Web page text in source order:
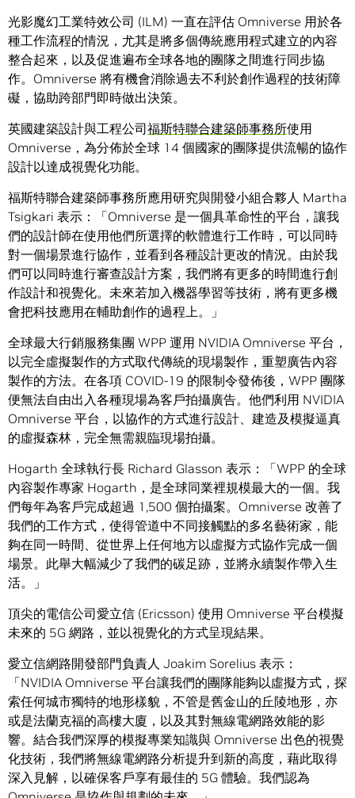
光影魔幻工業特效公司 (ILM) 一直在評估 Omniverse 用於各
種工作流程的情況，尤其是將多個傳統應用程式建立的內容
整合起來，以及促進遍布全球各地的團隊之間進行同步協
作。Omniverse 將有機會消除過去不利於創作過程的技術障
礙，協助跨部門即時做出決策。
英國建築設計與工程公司福斯特聯合建築師事務所使用
Omniverse，為分佈於全球 14 個國家的團隊提供流暢的協作
設計以達成視覺化功能。
福斯特聯合建築師事務所應用研究與開發小組合夥人 Martha
Tsigkari 表示：「Omniverse 是一個具革命性的平台，讓我
們的設計師在使用他們所選擇的軟體進行工作時，可以同時
對一個場景進行協作，並看到各種設計更改的情況。由於我
們可以同時進行審查設計方案，我們將有更多的時間進行創
作設計和視覺化。未來若加入機器學習等技術，將有更多機
會把科技應用在輔助創作的過程上。」
全球最大行銷服務集團 WPP 運用 NVIDIA Omniverse 平台，
以完全虛擬製作的方式取代傳統的現場製作，重塑廣告內容
製作的方法。在各項 COVID-19 的限制令發佈後，WPP 團隊
便無法自由出入各種現場為客戶拍攝廣告。他們利用 NVIDIA
Omniverse 平台，以協作的方式進行設計、建造及模擬逼真
的虛擬森林，完全無需親臨現場拍攝。
Hogarth 全球執行長 Richard Glasson 表示：「WPP 的全球
內容製作專家 Hogarth，是全球同業裡規模最大的一個。我
們每年為客戶完成超過 1,500 個拍攝案。Omniverse 改善了
我們的工作方式，使得管道中不同接觸點的多名藝術家，能
夠在同一時間、從世界上任何地方以虛擬方式協作完成一個
場景。此舉大幅減少了我們的碳足跡，並將永續製作帶入生
活。」
頂尖的電信公司愛立信 (Ericsson) 使用 Omniverse 平台模擬
未來的 5G 網路，並以視覺化的方式呈現結果。
愛立信網路開發部門負責人 Joakim Sorelius 表示：
「NVIDIA Omniverse 平台讓我們的團隊能夠以虛擬方式，探
索任何城市獨特的地形樣貌，不管是舊金山的丘陵地形，亦
或是法蘭克福的高樓大廈，以及其對無線電網路效能的影
響。結合我們深厚的模擬專業知識與 Omniverse 出色的視覺
化技術，我們將無線電網路分析提升到新的高度，藉此取得
深入見解，以確保客戶享有最佳的 5G 體驗。我們認為